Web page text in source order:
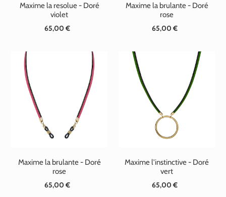
Maxime la resolue - Doré
violet
Prix
65,00 €
Maxime la brulante - Doré
rose
Prix
65,00 €
Maxime la brulante - Doré
rose
Prix
65,00 €
Maxime l'instinctive - Doré
vert
Prix
65,00 €